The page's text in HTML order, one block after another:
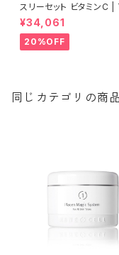
スリーセット ビタミンC |
sets of vitamin C【
ell】ルネセル
¥34,061
20%OFF
同じカテゴリの商品